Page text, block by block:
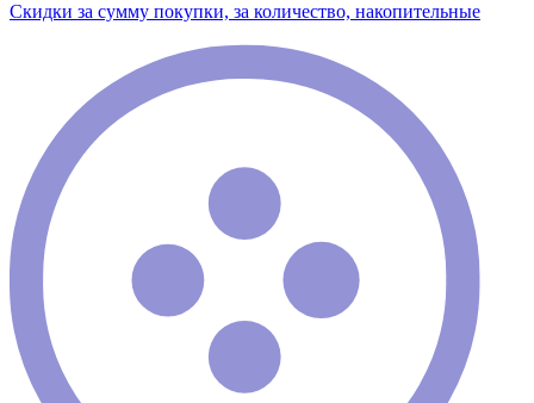
Скидки за сумму покупки, за количество, накопительные